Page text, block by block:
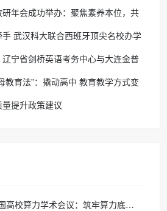
梦想
年会成功举办：聚焦素养本位，共
武汉科大联合西班牙顶尖名校办学
宁省剑桥英语考务中心与大连金普
桥英语体系教学示范学校
教育法”：撬动高中 教育教学方式变
提升政策建议
学术会议：筑牢算力底座，赋能教育科研新范式